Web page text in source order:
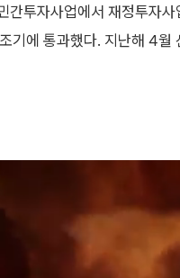
투자사업에서 재정투자사
기에 통과했다. 지난해 4월